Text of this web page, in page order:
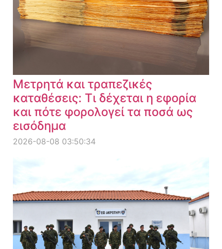
Μετρητά και τραπεζικές
καταθέσεις: Τι δέχεται η εφορία
και πότε φορολογεί τα ποσά ως
εισόδημα
2026-08-08 03:50:34